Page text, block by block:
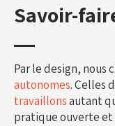
Savoir-
Par le design, nous
autonomes. Celles
travaillonsautant
pratique ouverte et